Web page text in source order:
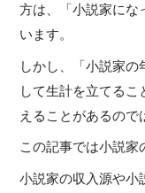
方は、「小説家にな
います。
しかし、「小説家の
して生計を立てる
えることがあるので
この記事では小説家
小説家の収入源や小